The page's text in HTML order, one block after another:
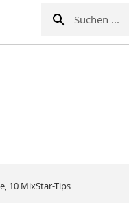
Suche
10 MixStar-Tips